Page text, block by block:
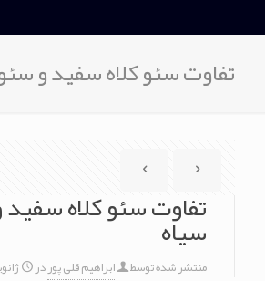
تفاوت سئو کلاه سفید و
تفاوت سئو کلاه سفید
سیاه
منتشر شده توسط ابراهیم قلی پوردر
ژانویه